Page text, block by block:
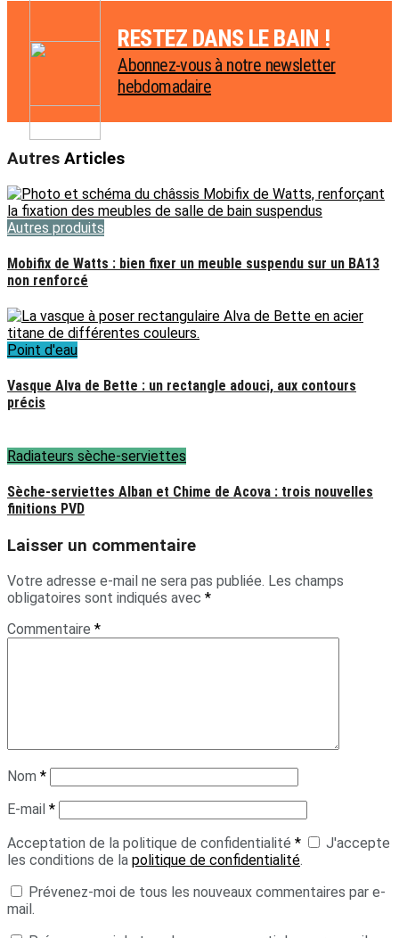
RESTEZ DANS LE BAIN !
Abonnez-vous à notre newsletter
hebdomadaire
Autres Articles
Autres produits
Mobifix de Watts : bien fixer un meuble suspendu sur un BA13
non renforcé
Point d'eau
Vasque Alva de Bette : un rectangle adouci, aux contours
précis
Radiateurs sèche-serviettes
Sèche-serviettes Alban et Chime de Acova : trois nouvelles
finitions PVD
Laisser un commentaire
Votre adresse e-mail ne sera pas publiée. Les champs
obligatoires sont indiqués avec *
Commentaire *
Nom *
E-mail *
Acceptation de la politique de confidentialité *
J'accepte
les conditions de la politique de confidentialité.
Prévenez-moi de tous les nouveaux commentaires par e-
mail.